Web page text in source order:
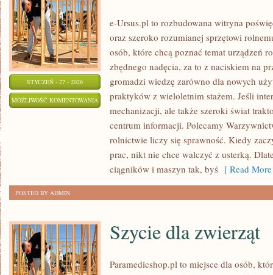
STYCZEŃ - 27 - 2026
MOŻLIWOŚĆ KOMENTOWANIA URSUS
e-Ursus.pl to rozbudowana witryna
oraz szeroko rozumianej sprzętowi
osób, które chcą poznać temat urządzeń
zbędnego nadęcia, za to z naciskiem na
gromadzi wiedzę zarówno dla nowych
praktyków z wieloletnim stażem. Jeśli
mechanizacji, ale także szeroki świat
centrum informacji. Polecamy
rolnictwie liczy się sprawność. Kiedy
prac, nikt nie chce walczyć z usterką.
ciągników i maszyn tak, byś [ Read
POSTED BY ADMIN
Szycie dla zwierząt
Paramedicshop.pl to miejsce dla osób,